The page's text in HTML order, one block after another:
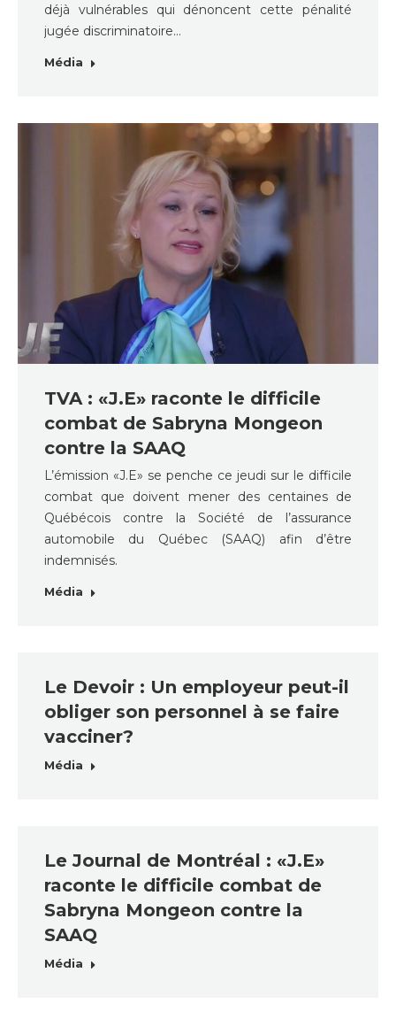
déjà vulnérables qui dénoncent cette pénalité
jugée discriminatoire…
Média
TVA : «J.E» raconte le difficile
combat de Sabryna Mongeon
contre la SAAQ
L’émission «J.E» se penche ce jeudi sur le difficile
combat que doivent mener des centaines de
Québécois contre la Société de l’assurance
automobile du Québec (SAAQ) afin d’être
indemnisés.
Média
Le Devoir : Un employeur peut-il
obliger son personnel à se faire
vacciner?
Média
Le Journal de Montréal : «J.E»
raconte le difficile combat de
Sabryna Mongeon contre la
SAAQ
Média